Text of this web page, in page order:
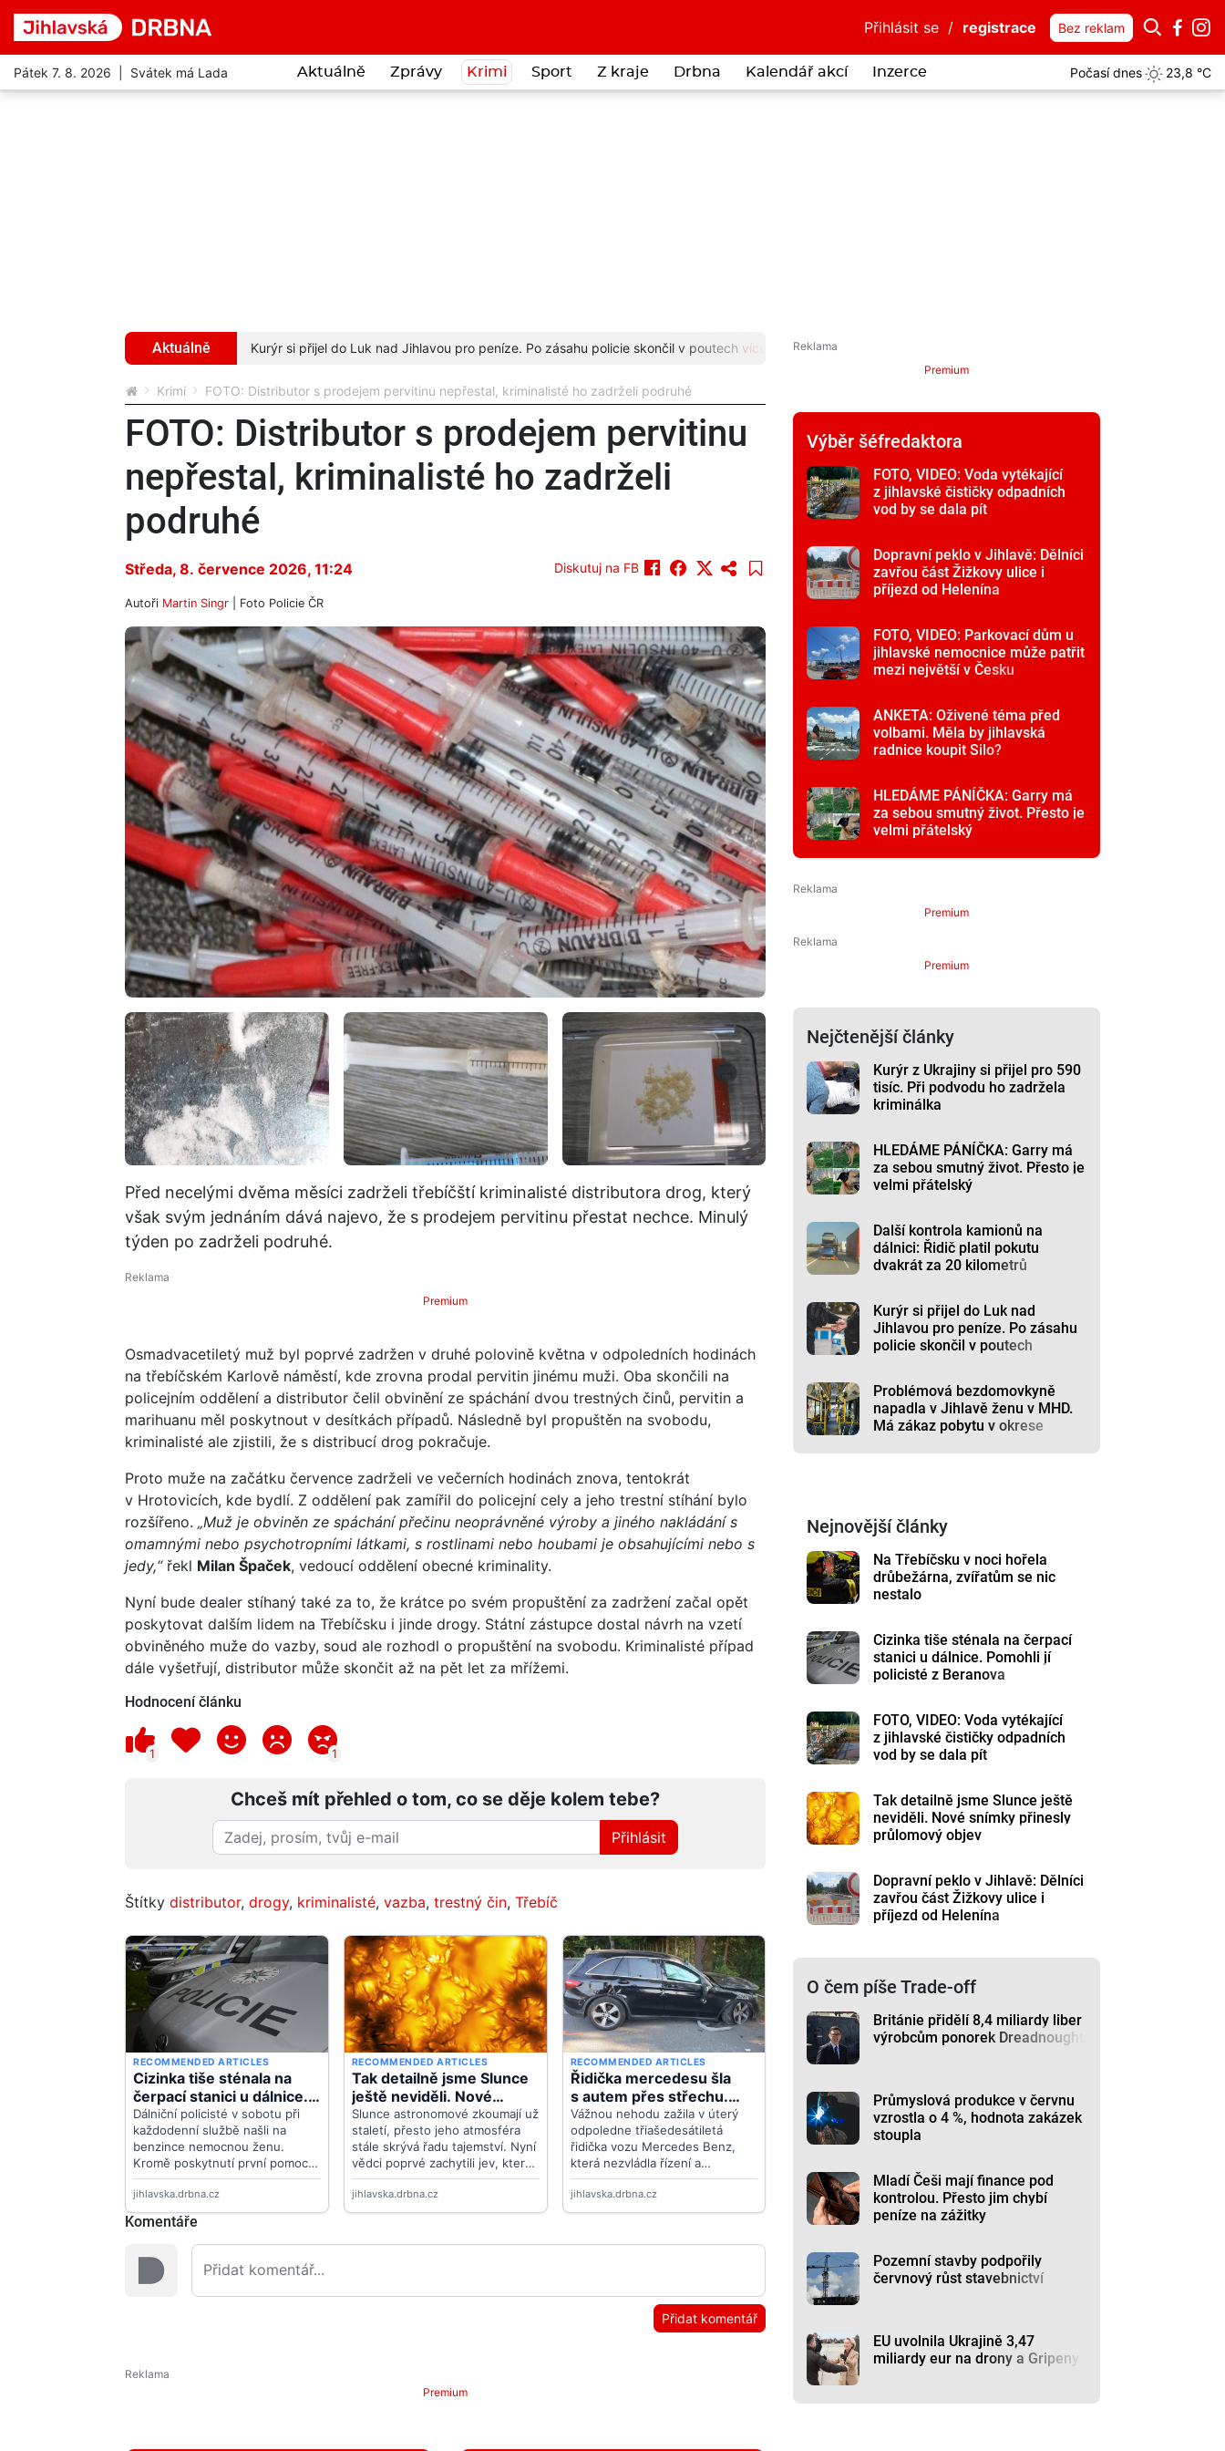
Přihlásit se / registrace Bez reklam
Pátek 7. 8. 2026 | Svátek má Lada Aktuálně Zprávy Krimi Sport Z kraje Drbna Kalendář akcí Inzerce Počasí dnes 23,8 °C
Aktuálně
zásahu policie skončil v poutech Starosta Polné uvěřil, že dříve investoval do bitcoinů. Stal se obětí podvodníkůvíce... Senior srazil cyklisty a z místa ujel, nyní mu hrozí až pět let ve vězení
Krimi FOTO: Distributor s prodejem pervitinu nepřestal, kriminalisté ho zadrželi podruhé
FOTO: Distributor s prodejem pervitinu
nepřestal, kriminalisté ho zadrželi
podruhé
Středa, 8. července 2026, 11:24 Diskutuj na FB
Autoři Martin Singr | Foto Policie ČR
Před necelými dvěma měsíci zadrželi třebíčští kriminalisté distributora drog, který
však svým jednáním dává najevo, že s prodejem pervitinu přestat nechce. Minulý
týden po zadrželi podruhé.
Premium
Osmadvacetiletý muž byl poprvé zadržen v druhé polovině května v odpoledních hodinách
na třebíčském Karlově náměstí, kde zrovna prodal pervitin jinému muži. Oba skončili na
policejním oddělení a distributor čelil obvinění ze spáchání dvou trestných činů, pervitin a
marihuanu měl poskytnout v desítkách případů. Následně byl propuštěn na svobodu,
kriminalisté ale zjistili, že s distribucí drog pokračuje.
Proto muže na začátku července zadrželi ve večerních hodinách znova, tentokrát
v Hrotovicích, kde bydlí. Z oddělení pak zamířil do policejní cely a jeho trestní stíhání bylo
rozšířeno. „Muž je obviněn ze spáchání přečinu neoprávněné výroby a jiného nakládání s
omamnými nebo psychotropními látkami, s rostlinami nebo houbami je obsahujícími nebo s
jedy,“řekl Milan Špaček, vedoucí oddělení obecné kriminality.
Nyní bude dealer stíhaný také za to, že krátce po svém propuštění za zadržení začal opět
poskytovat dalším lidem na Třebíčsku i jinde drogy. Státní zástupce dostal návrh na vzetí
obviněného muže do vazby, soud ale rozhodl o propuštění na svobodu. Kriminalisté případ
dále vyšetřují, distributor může skončit až na pět let za mřížemi.
Hodnocení článku
1 1
Chceš mít přehled o tom, co se děje kolem tebe?
Přihlásit
Štítky distributor, drogy, kriminalisté, vazba, trestný čin, Třebíč
Komentáře
Přidat komentář
Premium
Premium
Výběr šéfredaktora
FOTO, VIDEO: Voda vytékající
z jihlavské čističky odpadních
vod by se dala pít
Dopravní peklo v Jihlavě: Dělníci
zavřou část Žižkovy ulice i
příjezd od Helenína
FOTO, VIDEO: Parkovací dům u
jihlavské nemocnice může patřit
mezi největší v Česku
ANKETA: Oživené téma před
volbami. Měla by jihlavská
radnice koupit Silo?
HLEDÁME PÁNÍČKA: Garry má
za sebou smutný život. Přesto je
velmi přátelský
Premium
Premium
Nejčtenější články
Kurýr z Ukrajiny si přijel pro 590
tisíc. Při podvodu ho zadržela
kriminálka
HLEDÁME PÁNÍČKA: Garry má
za sebou smutný život. Přesto je
velmi přátelský
Další kontrola kamionů na
dálnici: Řidič platil pokutu
dvakrát za 20 kilometrů
Kurýr si přijel do Luk nad
Jihlavou pro peníze. Po zásahu
policie skončil v poutech
Problémová bezdomovkyně
napadla v Jihlavě ženu v MHD.
Má zákaz pobytu v okrese
Nejnovější články
Na Třebíčsku v noci hořela
drůbežárna, zvířatům se nic
nestalo
Cizinka tiše sténala na čerpací
stanici u dálnice. Pomohli jí
policisté z Beranova
FOTO, VIDEO: Voda vytékající
z jihlavské čističky odpadních
vod by se dala pít
Tak detailně jsme Slunce ještě
neviděli. Nové snímky přinesly
průlomový objev
Dopravní peklo v Jihlavě: Dělníci
zavřou část Žižkovy ulice i
příjezd od Helenína
O čem píše Trade-off
Británie přidělí 8,4 miliardy liber
výrobcům ponorek Dreadnought
Průmyslová produkce v červnu
vzrostla o 4 %, hodnota zakázek
stoupla
Mladí Češi mají finance pod
kontrolou. Přesto jim chybí
peníze na zážitky
Pozemní stavby podpořily
červnový růst stavebnictví
EU uvolnila Ukrajině 3,47
miliardy eur na drony a Gripeny